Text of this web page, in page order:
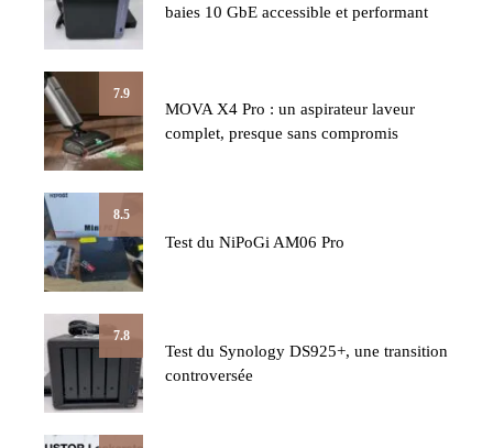
baies 10 GbE accessible et performant
7.9
MOVA X4 Pro : un aspirateur laveur
complet, presque sans compromis
8.5
Test du NiPoGi AM06 Pro
7.8
Test du Synology DS925+, une transition
controversée